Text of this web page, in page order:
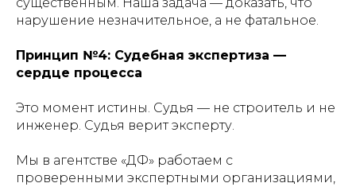
нарушение незначительное, а не фатальное.
Принцип №4: Судебная экспертиза —
сердце процесса
Это момент истины. Судья — не строитель и не
инженер. Судья верит эксперту.
Мы в агентстве «ДФ» работаем с
проверенными экспертными организациями,